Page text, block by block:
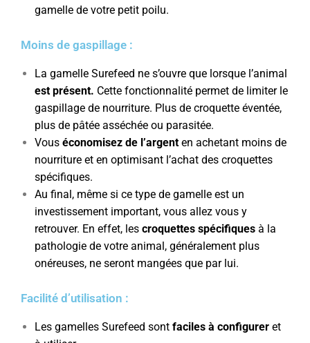
gamelle de votre petit poilu.
Moins de gaspillage :
La gamelle Surefeed ne s’ouvre que lorsque l’animal
est présent. Cette fonctionnalité permet de limiter le
gaspillage de nourriture. Plus de croquette éventée,
plus de pâtée asséchée ou parasitée.
Vous économisez de l’argent en achetant moins de
nourriture et en optimisant l’achat des croquettes
spécifiques.
Au final, même si ce type de gamelle est un
investissement important, vous allez vous y
retrouver. En effet, les croquettes spécifiques à la
pathologie de votre animal, généralement plus
onéreuses, ne seront mangées que par lui.
Facilité d’utilisation :
Les gamelles Surefeed sont faciles à configurer et